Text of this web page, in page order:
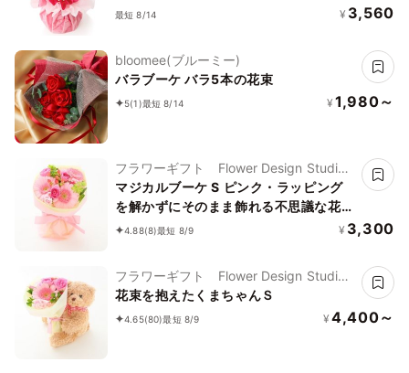
最短 8/14 ¥ 3,560
bloomee(ブルーミー)
バラブーケ バラ5本の花束
5(1)最短 8/14 ¥ 1,980～
フラワーギフト Flower Design Studio
花歩
マジカルブーケ S ピンク・ラッピング
を解かずにそのまま飾れる不思議な花
束・誕生日などお祝いに
4.88(8)最短 8/9 ¥ 3,300
フラワーギフト Flower Design Studio
花歩
花束を抱えたくまちゃんＳ
4.65(80)最短 8/9 ¥ 4,400～